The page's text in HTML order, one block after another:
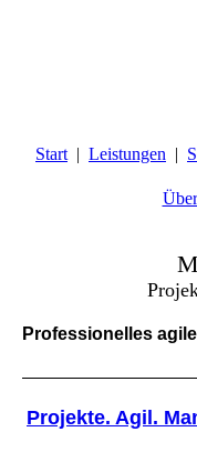
Start Leistungen
Professionelles
Projekte. Agil.